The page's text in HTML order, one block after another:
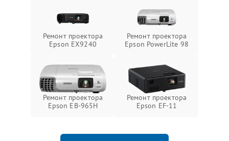
Ремонт проектора
Epson EX9240
Ремонт проектора
Epson PowerLite 98
Ремонт проектора
Epson EB-965H
Ремонт проектора
Epson EF-11